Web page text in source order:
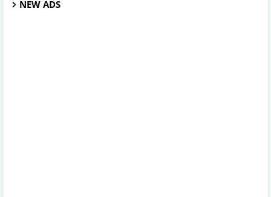
NEW ADS